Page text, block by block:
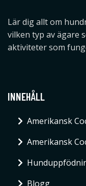
Lär dig allt om
vilken typ av ägare
aktiviteter som
INNEHÅLL
Amerikansk
Amerikansk
Blogg